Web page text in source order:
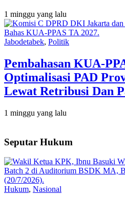
1 minggu yang lalu
Jabodetabek, Politik
Pembahasan KUA-
Optimalisasi PAD
Lewat Retribusi Dan
1 minggu yang lalu
Seputar Hukum
Hukum, Nasional